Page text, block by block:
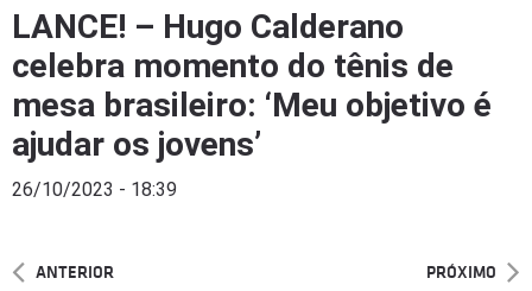
LANCE! – Hugo Calderano
celebra momento do tênis de
mesa brasileiro: ‘Meu objetivo é
ajudar os jovens’
26/10/2023 - 18:39
ANTERIOR PRÓXIMO